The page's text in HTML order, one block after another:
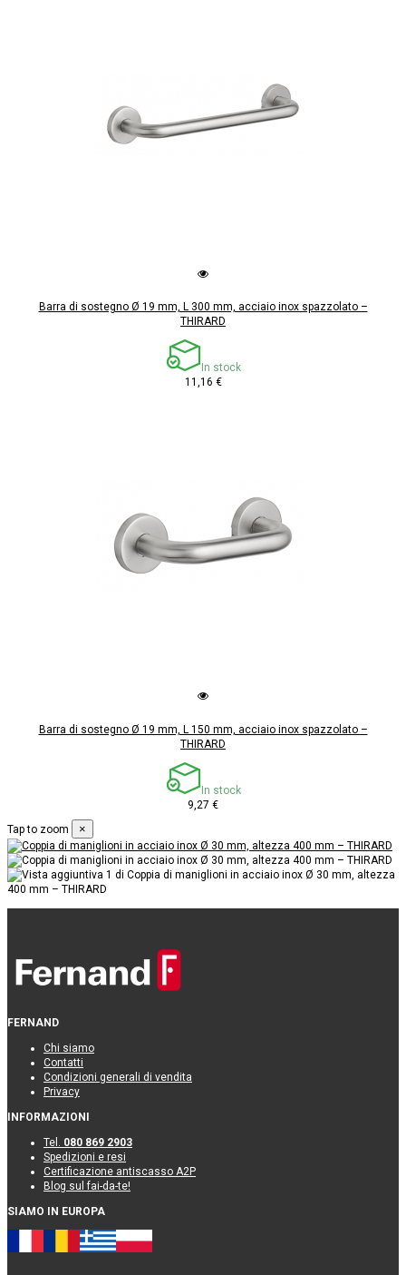
Barra di sostegno Ø 19 mm, L 300 mm, acciaio inox spazzolato –
THIRARD
In stock
11,16 €
Barra di sostegno Ø 19 mm, L 150 mm, acciaio inox spazzolato –
THIRARD
In stock
9,27 €
Tap to zoom
×
FERNAND
Chi siamo
Contatti
Condizioni generali di vendita
Privacy
INFORMAZIONI
Tel. 080 869 2903
Spedizioni e resi
Certificazione antiscasso A2P
Blog sul fai-da-te!
SIAMO IN EUROPA